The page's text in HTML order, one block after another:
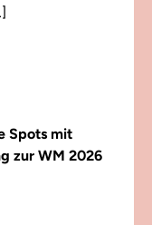
Spots mit
zur WM 2026